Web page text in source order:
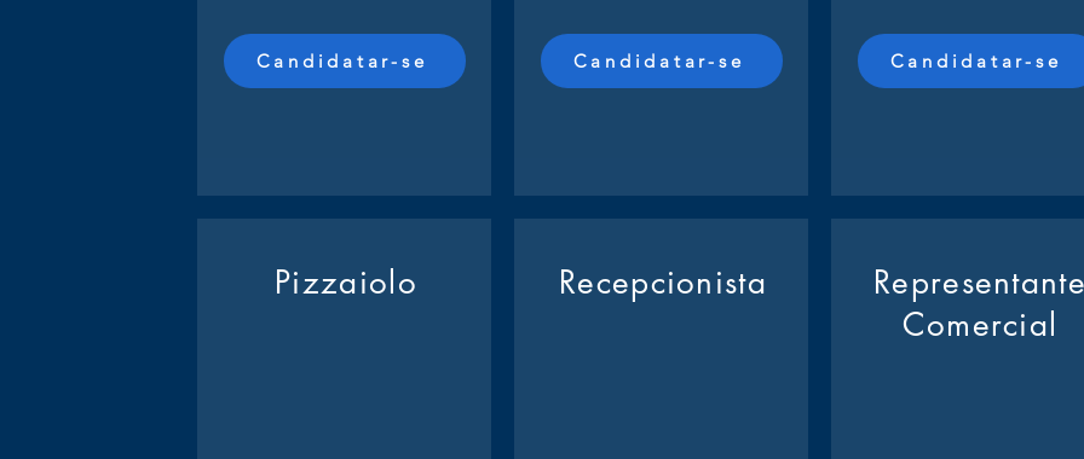
Candidatar-se
Pizzaiolo
Candidatar-se
Recepcionista
Candidatar-se
Comercial